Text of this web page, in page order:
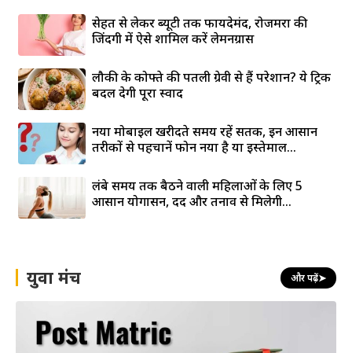
सेहत से लेकर ब्यूटी तक फायदेमंद, रोजमर्रा की
जिंदगी में ऐसे शामिल करें लेमनग्रास
लौकी के कोफ्ते की पतली ग्रेवी से हैं परेशान? ये ट्रिक
बदल देगी पूरा स्वाद
नया मोबाइल खरीदते समय रहें सतर्क, इन आसान
तरीकों से पहचानें फोन नया है या इस्तेमाल...
लंबे समय तक बैठने वाली महिलाओं के लिए 5
आसान योगासन, दर्द और तनाव से मिलेगी...
युवा मंच और पढ़ें➤